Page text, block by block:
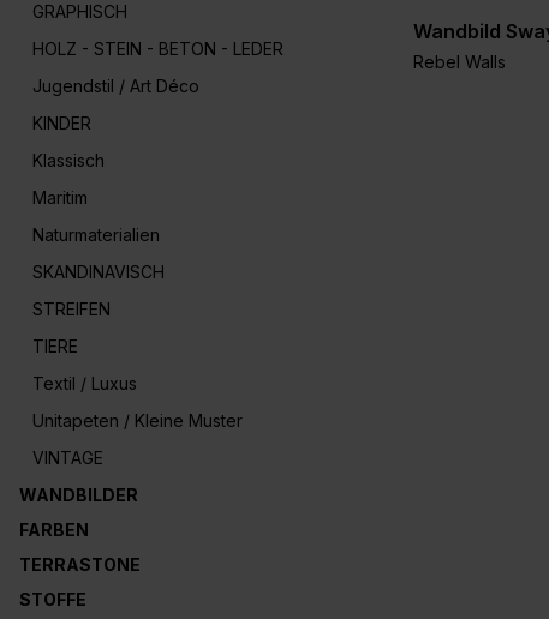
GRAPHISCH
HOLZ - STEIN - BETON - LEDER
Jugendstil / Art Déco
KINDER
Klassisch
Maritim
Naturmaterialien
SKANDINAVISCH
STREIFEN
TIERE
Textil / Luxus
Unitapeten / Kleine Muster
VINTAGE
WANDBILDER
FARBEN
TERRASTONE
STOFFE
Wandbild
Rebel Walls